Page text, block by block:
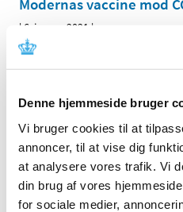
Denne hjemmeside bruger
Vi bruger cookies til at
annoncer, til at vise dig
at analysere vores trafik. Vi
din brug af vores
for sociale medier,
Modernas vaccine mod
| 6. januar 2021 |
Det europæiske
Forrige 1
Alle (2507)
TID